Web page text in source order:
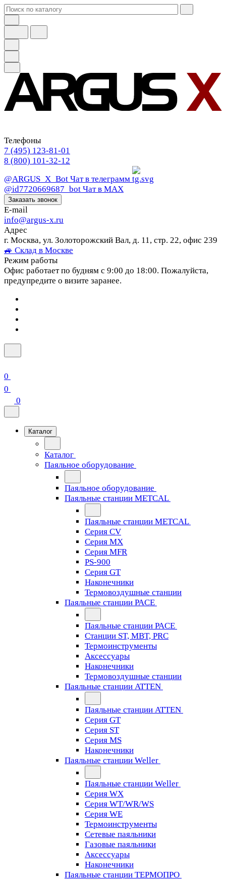
Телефоны
7 (495) 123-81-01
8 (800) 101-32-12
@ARGUS_X_Bot Чат в телеграмм
@id7720669687_bot Чат в МАХ
Заказать звонок
E-mail
info@argus-x.ru
Адрес
г. Москва, ул. Золоторожский Вал, д. 11, стр. 22, офис 239
🚙 Склад в Москве
Режим работы
Офис работает по будням с 9:00 до 18:00. Пожалуйста,
предупредите о визите заранее.
0
0
0
Каталог
Каталог
Паяльное оборудование
Паяльное оборудование
Паяльные станции METCAL
Паяльные станции METCAL
Серия CV
Серия MX
Серия MFR
PS-900
Серия GT
Наконечники
Термовоздушные станции
Паяльные станции PACE
Паяльные станции PACE
Станции ST, MBT, PRC
Термоинструменты
Аксессуары
Наконечники
Термовоздушные станции
Паяльные станции ATTEN
Паяльные станции ATTEN
Серия GT
Серия ST
Серия MS
Наконечники
Паяльные станции Weller
Паяльные станции Weller
Серия WX
Серия WT/WR/WS
Серия WE
Термоинструменты
Сетевые паяльники
Газовые паяльники
Аксессуары
Наконечники
Паяльные станции ТЕРМОПРО